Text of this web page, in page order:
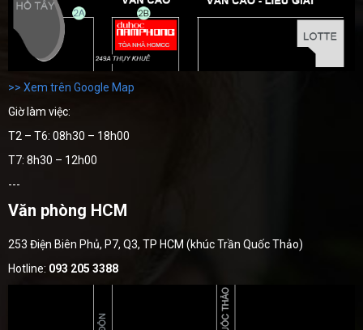
>> Xem trên Google Map
Giờ làm việc:
T2 – T6: 08h30 – 18h00
T7: 8h30 – 12h00
---
Văn phòng HCM
253 Điện Biên Phủ, P7, Q3, TP HCM (khúc Trần Quốc Thảo)
Hotline: 093 205 3388